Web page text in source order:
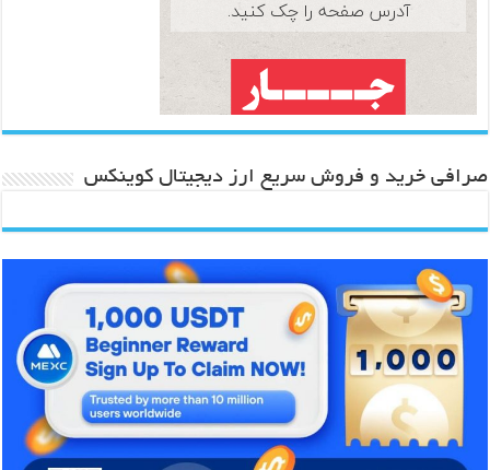
صرافی خرید و فروش سریع ارز دیجیتال کوینکس